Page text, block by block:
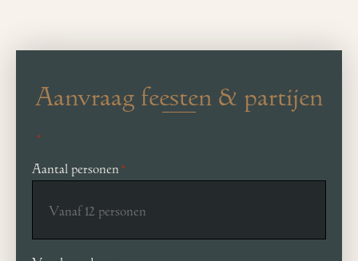
Aanvraag feesten & partijen
*
Aantal personen *